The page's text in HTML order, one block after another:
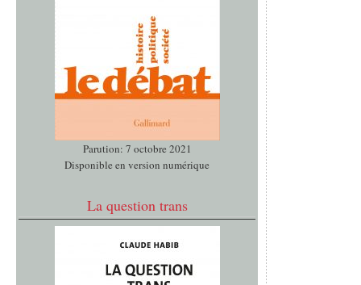
Parution: 7 octobre 2021
Disponible en version numérique
La question trans